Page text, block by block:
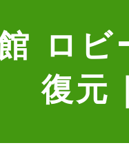
ロビ
復元